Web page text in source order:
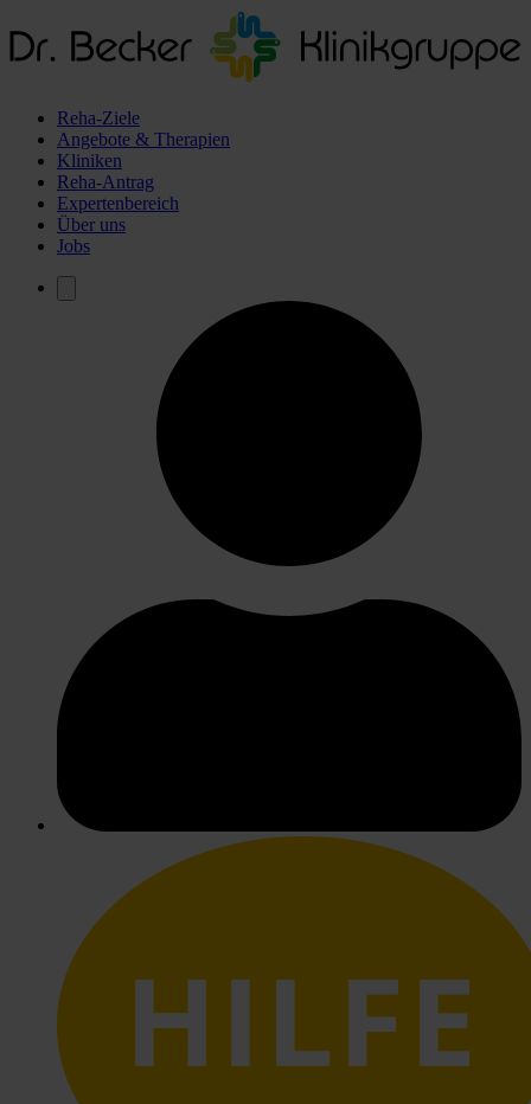
Reha-Ziele
Angebote & Therapien
Kliniken
Reha-Antrag
Expertenbereich
Über uns
Jobs
HILFE